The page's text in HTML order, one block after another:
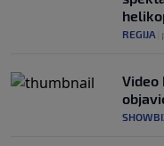
REGIJA
Video